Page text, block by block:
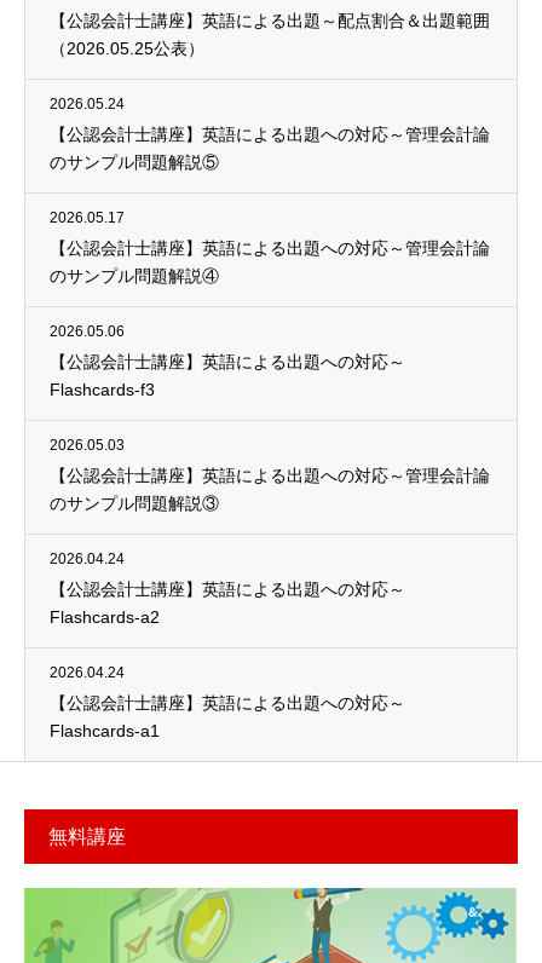
【公認会計士講座】英語による出題～配点割合＆出題範囲
（2026.05.25公表）
2026.05.24
【公認会計士講座】英語による出題への対応～管理会計論
のサンプル問題解説⑤
2026.05.17
【公認会計士講座】英語による出題への対応～管理会計論
のサンプル問題解説④
2026.05.06
【公認会計士講座】英語による出題への対応～
Flashcards-f3
2026.05.03
【公認会計士講座】英語による出題への対応～管理会計論
のサンプル問題解説③
2026.04.24
【公認会計士講座】英語による出題への対応～
Flashcards-a2
2026.04.24
【公認会計士講座】英語による出題への対応～
Flashcards-a1
無料講座